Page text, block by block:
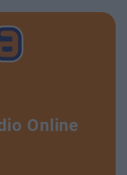
Online